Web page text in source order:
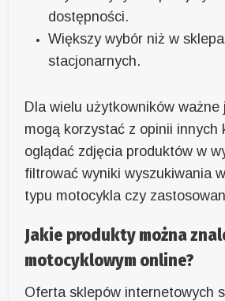
dostępności.
Większy wybór niż w
stacjonarnych.
Dla wielu użytkowników
mogą korzystać z opinii innych
oglądać zdjęcia produktów w
filtrować wyniki wyszukiwania
typu motocykla czy
Jakie produkty można
motocyklowym online?
Oferta sklepów internetowych